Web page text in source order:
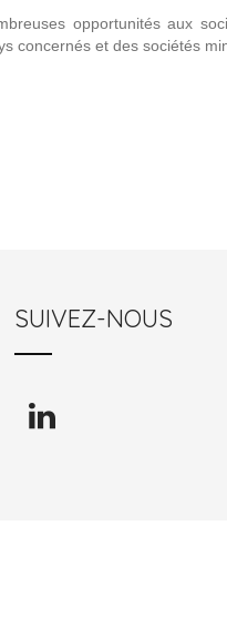
opportunités aux
concernés et des sociétés
SUIVEZ-NOUS